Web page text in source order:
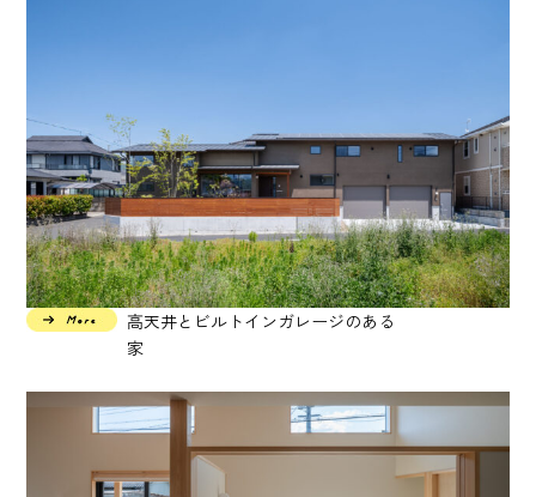
高天井とビルトインガレージのある
家